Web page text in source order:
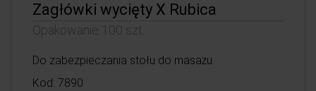
Zagłówki wycięty X Rubica
Opakowanie 100 szt.
Do zabezpieczania stołu do masażu.
Kod: 7890